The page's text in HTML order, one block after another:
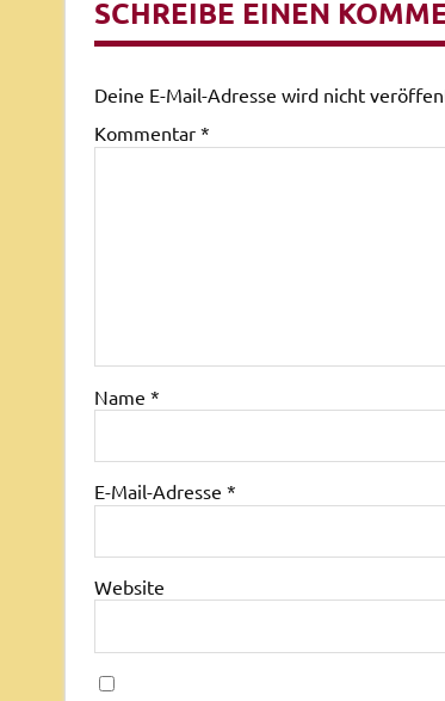
SCHREIBE EINEN
Deine E-Mail-Adresse wird nicht
Kommentar *
Name *
E-Mail-Adresse *
Website